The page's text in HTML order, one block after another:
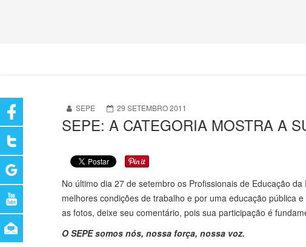
SEPE 29 SETEMBRO 2011
SEPE: A CATEGORIA MOSTRA A
No último dia 27 de setembro os Profissionais de Educação
melhores condições de trabalho e por uma educação pública
as fotos, deixe seu comentário, pois sua participação é
O SEPE somos nós, nossa força, nossa voz.